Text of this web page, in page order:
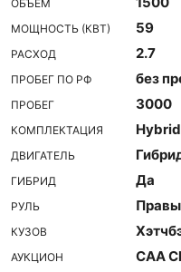
ОБЪЕМ
МОЩНОСТЬ (КВТ) 59
РАСХОД 2.7
ПРОБЕГ ПО РФ без
ПРОБЕГ 3000
КОМПЛЕКТАЦИЯ
ДВИГАТЕЛЬ
ГИБРИД Да
РУЛЬ
КУЗОВ
АУКЦИОН CAA